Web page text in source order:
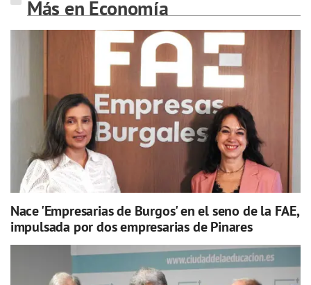
Más en Economía
Nace 'Empresarias de Burgos' en el seno de la FAE,
impulsada por dos empresarias de Pinares